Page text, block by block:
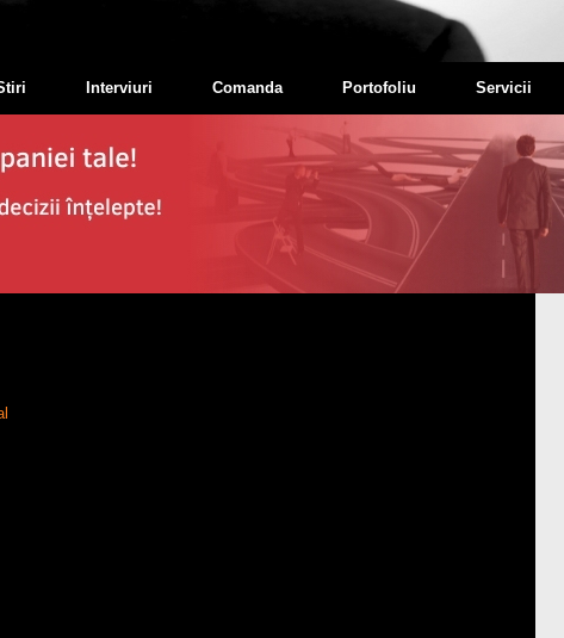
Interviuri Comanda Portofoliu Servicii